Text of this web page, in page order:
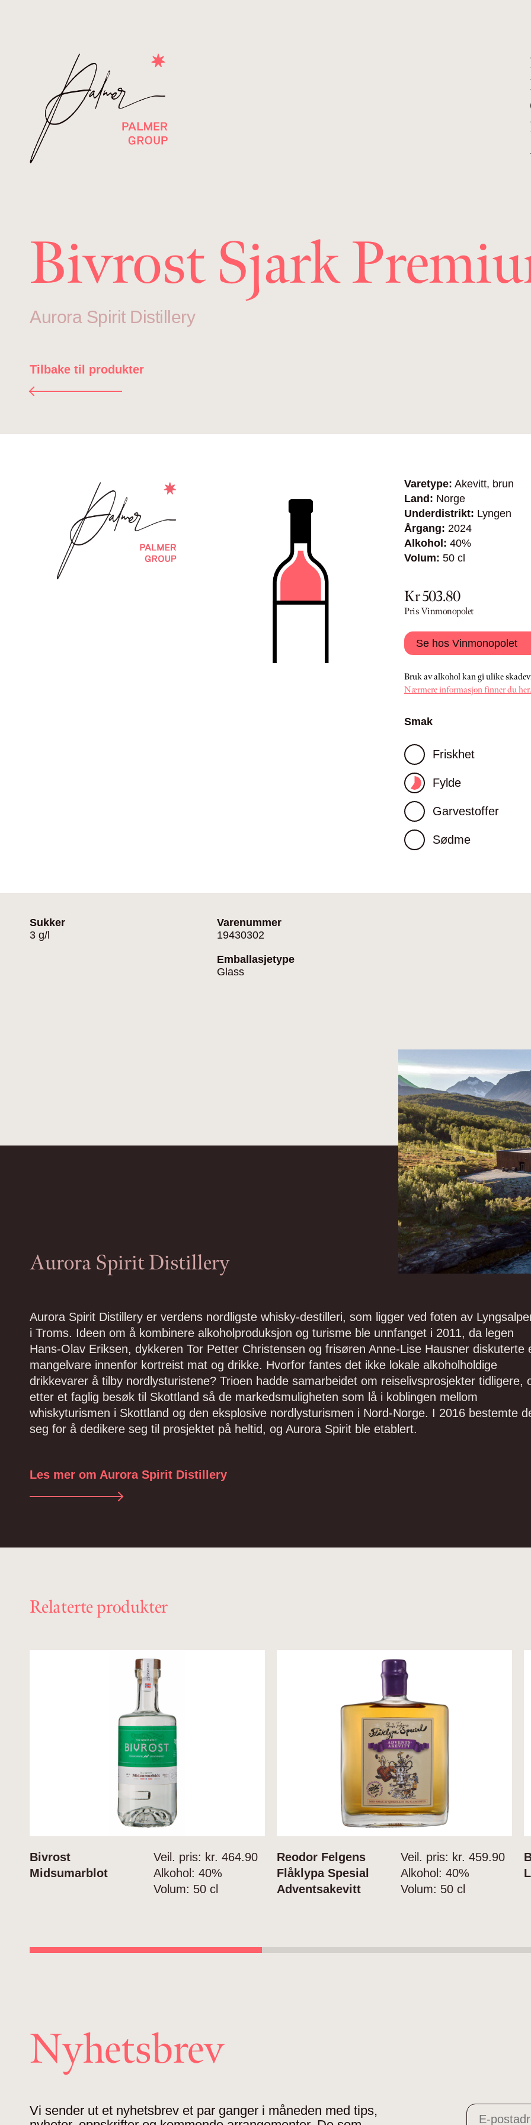
Bivrost Sjark
Aurora Spirit Distillery
Tilbake til produkter
Varetype: Akevitt, brun
Land: Norge
Underdistrikt: Lyngen
Årgang: 2024
Alkohol: 40%
Volum: 50 cl
Kr 503.80
Pris Vinmonopolet
Se hos Vinmonopolet
Bruk av alkohol kan gi ulike
Nærmere informasjon finner du her.
Smak
Friskhet
Fylde
Garvestoffer
Sødme
Sukker
3 g/l
Varenummer
19430302
Emballasjetype
Glass
Aurora Spirit Distillery
Aurora Spirit Distillery er verdens nordligste whisky-destilleri, som ligger ved foten av
i Troms. Ideen om å kombinere alkoholproduksjon og turisme ble unnfanget i 2011, da legen
Hans-Olav Eriksen, dykkeren Tor Petter Christensen og frisøren Anne-Lise Hausner diskuterte
mangelvare innenfor kortreist mat og drikke. Hvorfor fantes det ikke lokale alkoholholdige
drikkevarer å tilby nordlysturistene? Trioen hadde samarbeidet om reiselivsprosjekter tidligere,
etter et faglig besøk til Skottland så de markedsmuligheten som lå i koblingen mellom
whiskyturismen i Skottland og den eksplosive nordlysturismen i Nord-Norge. I 2016 bestemte
seg for å dedikere seg til prosjektet på heltid, og Aurora Spirit ble etablert.
Les mer om Aurora Spirit Distillery
Relaterte produkter
Bivrost
Midsumarblot
Veil. pris: kr. 464.90
Alkohol: 40%
Volum: 50 cl
Reodor Felgens
Flåklypa Spesial
Adventsakevitt
Veil. pris: kr. 459.90
Alkohol: 40%
Volum: 50 cl
Nyhetsbrev
Vi sender ut et nyhetsbrev et par ganger i måneden med tips,